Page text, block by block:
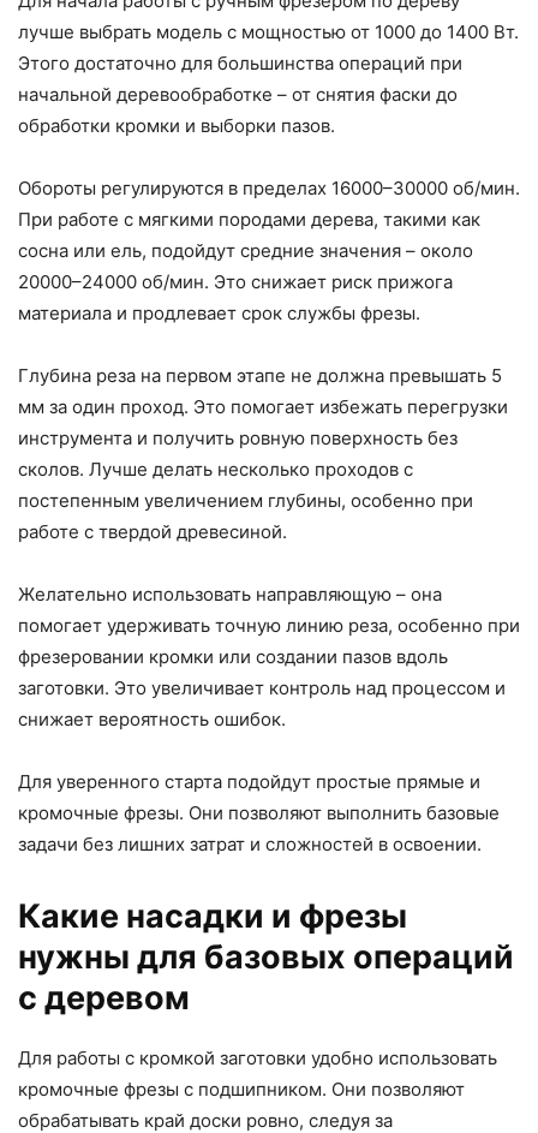
лучше выбрать модель с мощностью от 1000 до 1400 Вт.
Этого достаточно для большинства операций при
начальной деревообработке – от снятия фаски до
обработки кромки и выборки пазов.
Обороты регулируются в пределах 16000–30000 об/мин.
При работе с мягкими породами дерева, такими как
сосна или ель, подойдут средние значения – около
20000–24000 об/мин. Это снижает риск прижога
материала и продлевает срок службы фрезы.
Глубина реза на первом этапе не должна превышать 5
мм за один проход. Это помогает избежать перегрузки
инструмента и получить ровную поверхность без
сколов. Лучше делать несколько проходов с
постепенным увеличением глубины, особенно при
работе с твердой древесиной.
Желательно использовать направляющую – она
помогает удерживать точную линию реза, особенно при
фрезеровании кромки или создании пазов вдоль
заготовки. Это увеличивает контроль над процессом и
снижает вероятность ошибок.
Для уверенного старта подойдут простые прямые и
кромочные фрезы. Они позволяют выполнить базовые
задачи без лишних затрат и сложностей в освоении.
Какие насадки и фрезы
нужны для базовых операций
с деревом
Для работы с кромкой заготовки удобно использовать
кромочные фрезы с подшипником. Они позволяют
обрабатывать край доски ровно, следуя за